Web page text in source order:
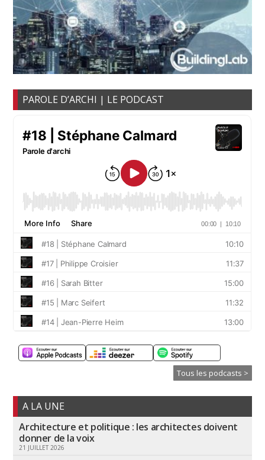
PAROLE D’ARCHI | LE PODCAST
Tous les podcasts >
A LA UNE
Architecture et politique : les architectes doivent
donner de la voix
21 JUILLET 2026